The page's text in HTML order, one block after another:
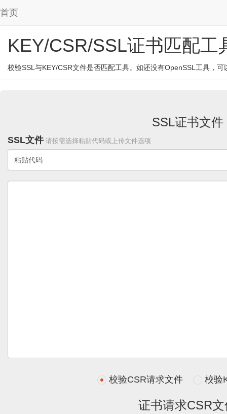
首页
KEY/CSR/SSL证书匹配工
校验SSL与KEY/CSR文件是否匹配工具。如还没有OpenSSL工具，可
SSL证书文件
SSL文件请按需选择粘贴代码或上传文件选项
粘贴代码
校验CSR请求文件 校验
证书请求CSR